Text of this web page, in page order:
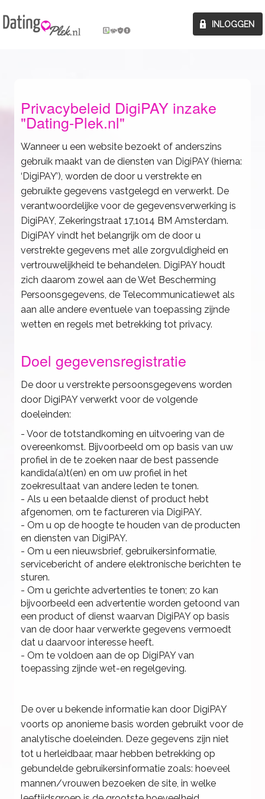
Privacybeleid DigiPAY inzake
"Dating-Plek.nl"
Wanneer u een website bezoekt of anderszins
gebruik maakt van de diensten van DigiPAY (hierna:
‘DigiPAY’), worden de door u verstrekte en
gebruikte gegevens vastgelegd en verwerkt. De
verantwoordelijke voor de gegevensverwerking is
DigiPAY, Zekeringstraat 17,1014 BM Amsterdam.
DigiPAY vindt het belangrijk om de door u
verstrekte gegevens met alle zorgvuldigheid en
vertrouwelijkheid te behandelen. DigiPAY houdt
zich daarom zowel aan de Wet Bescherming
Persoonsgegevens, de Telecommunicatiewet als
aan alle andere eventuele van toepassing zijnde
wetten en regels met betrekking tot privacy.
Doel gegevensregistratie
De door u verstrekte persoonsgegevens worden
door DigiPAY verwerkt voor de volgende
doeleinden:
- Voor de totstandkoming en uitvoering van de
overeenkomst. Bijvoorbeeld om op basis van uw
profiel in de te zoeken naar de best passende
kandida(a)t(en) en om uw profiel in het
zoekresultaat van andere leden te tonen.
- Als u een betaalde dienst of product hebt
afgenomen, om te factureren via DigiPAY.
- Om u op de hoogte te houden van de producten
en diensten van DigiPAY.
- Om u een nieuwsbrief, gebruikersinformatie,
servicebericht of andere elektronische berichten te
sturen.
- Om u gerichte advertenties te tonen; zo kan
bijvoorbeeld een advertentie worden getoond van
een product of dienst waarvan DigiPAY op basis
van de door haar verwerkte gegevens vermoedt
dat u daarvoor interesse heeft.
- Om te voldoen aan de op DigiPAY van
toepassing zijnde wet-en regelgeving.
De over u bekende informatie kan door DigiPAY
voorts op anonieme basis worden gebruikt voor de
analytische doeleinden. Deze gegevens zijn niet
tot u herleidbaar, maar hebben betrekking op
gebundelde gebruikersinformatie zoals: hoeveel
mannen/vrouwen bezoeken de site, in welke